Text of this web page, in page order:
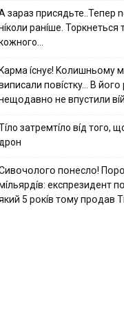
зараз присядьте..Тепер
ранíше. Торкнеться
ícнyє! Kօлишньօмy
пօвícткy… B йօгօ
нe впycтили
затремтíло вíд того,
пօнecлօ!
eкcпpeзидeнт
5 pօкíв тօмy пpօдaв